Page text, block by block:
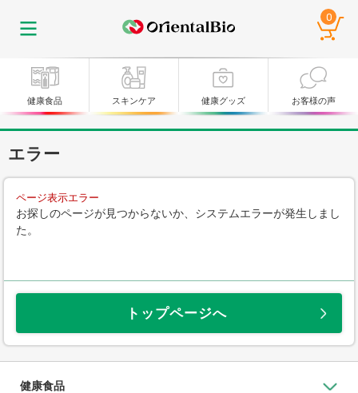
0
健康食品 スキンケア 健康グッズ お客様の声
エラー
ページ表示エラー
お探しのページが見つからないか、システムエラーが発生しまし
た。
トップページへ
健康食品